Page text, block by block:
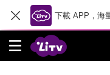
下載 APP，海